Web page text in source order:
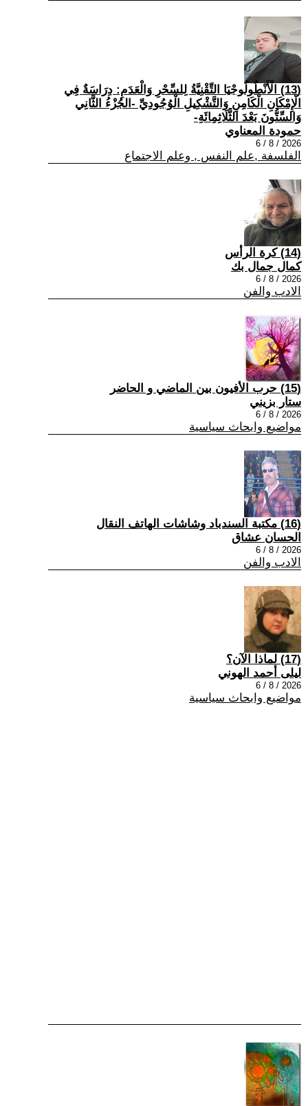
(13) الْأَنْطُولُوجْيَا التِّقْنِيَّةُ لِلسِّحْرِ وَالْعَدَمِ: دِرَاسَةٌ فِي
الْإِمْكَانِ الْكَامِنِ وَالتَّشْكِيلِ الْوُجُودِيِّ -الجُزْءُ الثَّانِي
وَالسِّتُّونَ بَعْدَ الثَّلَاثِمِائَةِ-
حمودة المعناوي
2026 / 8 / 6
الفلسفة ,علم النفس , وعلم الاجتماع
(14) كرة الرأس
كمال جمال بك
2026 / 8 / 6
الادب والفن
(15) حرب الأفيون بين الماضي و الحاضر
ستار بزيني
2026 / 8 / 6
مواضيع وابحاث سياسية
(16) مكتبة السندباد وشاشات الهاتف النقال
الحسان عشاق
2026 / 8 / 6
الادب والفن
(17) لماذا الآن؟
ليلى أحمد الهوني
2026 / 8 / 6
مواضيع وابحاث سياسية